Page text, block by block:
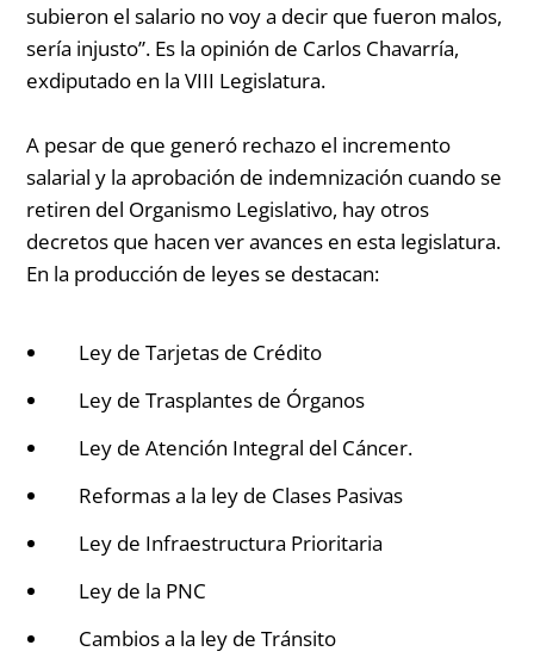
subieron el salario no voy a decir que fueron malos,
sería injusto”. Es la opinión de Carlos Chavarría,
exdiputado en la VIII Legislatura.
A pesar de que generó rechazo el incremento
salarial y la aprobación de indemnización cuando se
retiren del Organismo Legislativo, hay otros
decretos que hacen ver avances en esta legislatura.
En la producción de leyes se destacan:
Ley de Tarjetas de Crédito
Ley de Trasplantes de Órganos
Ley de Atención Integral del Cáncer.
Reformas a la ley de Clases Pasivas
Ley de Infraestructura Prioritaria
Ley de la PNC
Cambios a la ley de Tránsito